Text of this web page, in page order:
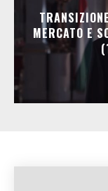
MERCATO E